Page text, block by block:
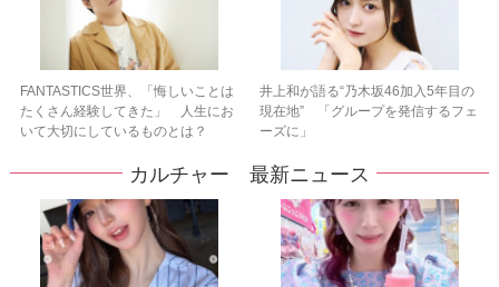
FANTASTICS世界、「悔しいことは
たくさん経験してきた」 人生にお
いて大切にしているものとは？
井上和が語る“乃木坂46加入5年目の
現在地” 「グループを発信するフェ
ーズに」
カルチャー 最新ニュース